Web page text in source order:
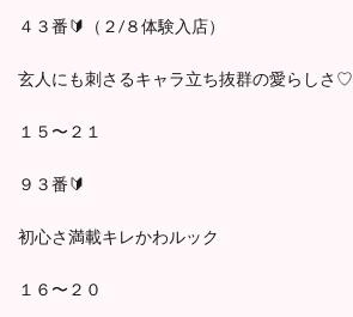
４３番🔰（２/８体験入店）
玄人にも刺さるキャラ立ち抜群の愛らしさ♡
１５〜２１
９３番🔰
初心さ満載キレかわルック
１６〜２０